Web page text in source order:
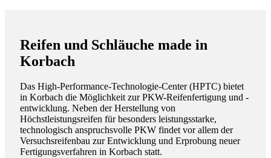
Reifen und Schläuche made in
Korbach
Das High-Performance-Technologie-Center (HPTC) bietet
in Korbach die Möglichkeit zur PKW-Reifenfertigung und -
entwicklung. Neben der Herstellung von
Höchstleistungsreifen für besonders leistungsstarke,
technologisch anspruchsvolle PKW findet vor allem der
Versuchsreifenbau zur Entwicklung und Erprobung neuer
Fertigungsverfahren in Korbach statt.